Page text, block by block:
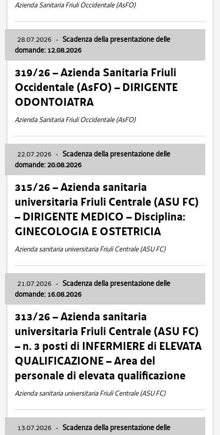
Azienda Sanitaria Friuli Occidentale (AsFO)
28.07.2026 - Scadenza della presentazione delle
domande: 12.08.2026
319/26 – Azienda Sanitaria Friuli
Occidentale (AsFO) – DIRIGENTE
ODONTOIATRA
Azienda Sanitaria Friuli Occidentale (AsFO)
22.07.2026 - Scadenza della presentazione delle
domande: 20.08.2026
315/26 – Azienda sanitaria
universitaria Friuli Centrale (ASU FC)
– DIRIGENTE MEDICO – Disciplina:
GINECOLOGIA E OSTETRICIA
Azienda sanitaria universitaria Friuli Centrale (ASU FC)
21.07.2026 - Scadenza della presentazione delle
domande: 16.08.2026
313/26 – Azienda sanitaria
universitaria Friuli Centrale (ASU FC)
– n. 3 posti di INFERMIERE di ELEVATA
QUALIFICAZIONE – Area del
personale di elevata qualificazione
Azienda sanitaria universitaria Friuli Centrale (ASU FC)
13.07.2026 - Scadenza della presentazione delle